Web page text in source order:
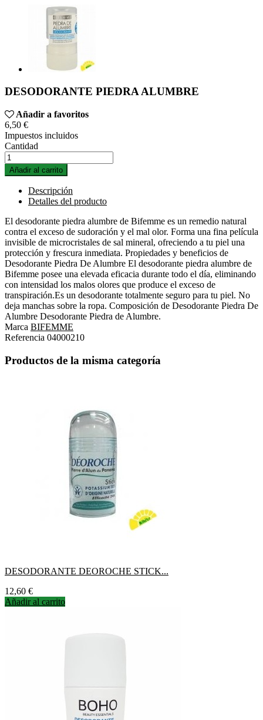
DESODORANTE PIEDRA ALUMBRE
Añadir a favoritos
6,50 €
Impuestos incluidos
Cantidad
Añadir al carrito
Descripción
Detalles del producto
El desodorante piedra alumbre de Bifemme es un remedio natural
contra el exceso de sudoración y el mal olor. Forma una fina película
invisible de microcristales de sal mineral, ofreciendo a tu piel una
protección y frescura inmediata. Propiedades y beneficios de
Desodorante Piedra De Alumbre El desodorante piedra alumbre de
Bifemme posee una elevada eficacia durante todo el día, eliminando
con intensidad los malos olores que produce el exceso de
transpiración.Es un desodorante totalmente seguro para tu piel. No
deja manchas sobre la ropa. Composición de Desodorante Piedra De
Alumbre Desodorante Piedra de Alumbre.
Marca BIFEMME
Referencia 04000210
Productos de la misma categoría
DESODORANTE DEOROCHE STICK...
Precio
12,60 €
Añadir al carrito